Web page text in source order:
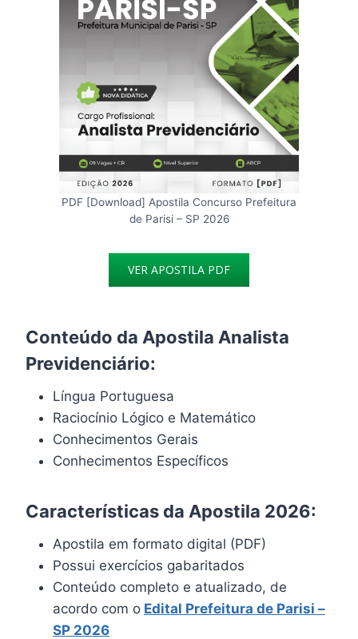
PDF [Download] Apostila Concurso Prefeitura
de Parisi – SP 2026
VER APOSTILA PDF
Conteúdo da Apostila Analista
Previdenciário:
Língua Portuguesa
Raciocínio Lógico e Matemático
Conhecimentos Gerais
Conhecimentos Específicos
Características da Apostila 2026:
Apostila em formato digital (PDF)
Possui exercícios gabaritados
Conteúdo completo e atualizado, de
acordo com o Edital Prefeitura de Parisi –
SP 2026